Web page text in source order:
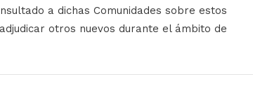
a dichas Comunidades sobre estos
otros nuevos durante el ámbito de